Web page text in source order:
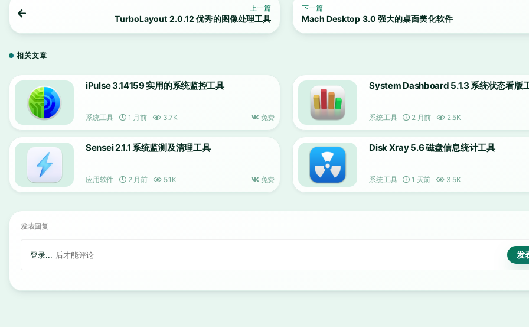
上一篇
TurboLayout 2.0.12 优秀的图像处理工具
下一篇
Mach Desktop 3.0 强大的桌面美化软件
相关文章
iPulse 3.14159 实用的系统监控工具
系统工具 1 月前 3.7K 免费
System Dashboard 5.1.3 系统状态看版
系统工具 2 月前 2.5K
Sensei 2.1.1 系统监测及清理工具
应用软件 2 月前 5.1K 免费
Disk Xray 5.6 磁盘信息统计工具
系统工具 1 天前 3.5K
发表回复
登录... 后才能评论